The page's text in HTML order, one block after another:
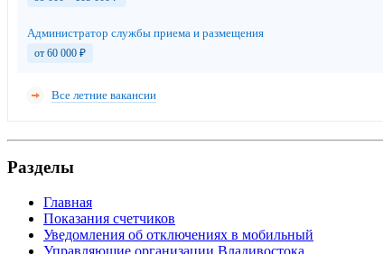
Администратор службы приема и размещения
от 60 000 ₽
Все летние вакансии
Разделы
Главная
Показания счетчиков
Уведомления об отключениях в мобильный
Управляющие организации Владивостока